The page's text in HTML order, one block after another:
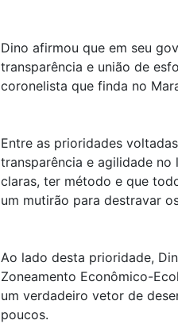
Dino afirmou que em seu
transparência e união de
coronelista que finda no
Entre as prioridades
transparência e agilidade no
claras, ter método e que
um mutirão para destravar
Ao lado desta prioridade,
Zoneamento Econômico-
um verdadeiro vetor de
poucos.